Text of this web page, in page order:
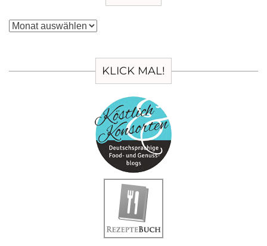
Archiv
KLICK MAL!